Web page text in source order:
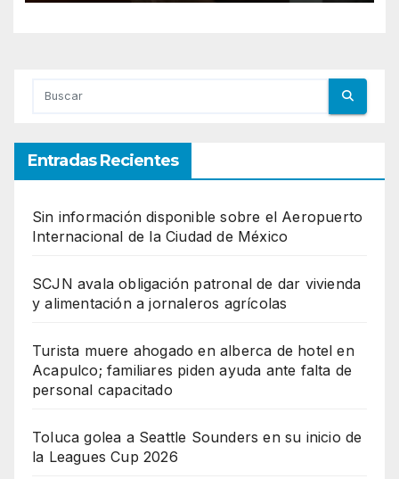
Entradas Recientes
Sin información disponible sobre el Aeropuerto
Internacional de la Ciudad de México
SCJN avala obligación patronal de dar vivienda
y alimentación a jornaleros agrícolas
Turista muere ahogado en alberca de hotel en
Acapulco; familiares piden ayuda ante falta de
personal capacitado
Toluca golea a Seattle Sounders en su inicio de
la Leagues Cup 2026